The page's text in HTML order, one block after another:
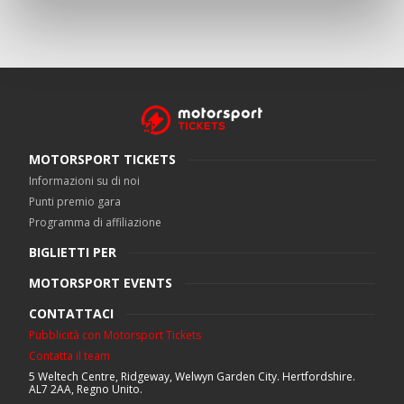
MOTORSPORT TICKETS
Informazioni su di noi
Punti premio gara
Programma di affiliazione
BIGLIETTI PER
MOTORSPORT EVENTS
CONTATTACI
Pubblicità con Motorsport Tickets
Contatta il team
5 Weltech Centre, Ridgeway, Welwyn Garden City. Hertfordshire.
AL7 2AA, Regno Unito.